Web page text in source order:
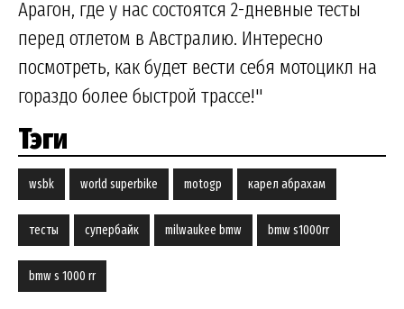
Арагон, где у нас состоятся 2-дневные тесты
перед отлетом в Австралию. Интересно
посмотреть, как будет вести себя мотоцикл на
гораздо более быстрой трассе!"
Тэги
wsbk world superbike motogp карел абрахам
тесты супербайк milwaukee bmw bmw s1000rr
bmw s 1000 rr